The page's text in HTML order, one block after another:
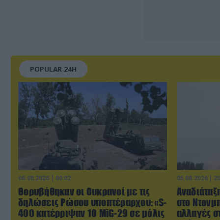
POPULAR 24H
06.08.2026 | 00:02
Θορυβήθηκαν οι Ουκρανοί με τις
δηλώσεις Ρώσου υποπτέραρχου: «S-
400 κατέρριψαν 10 MiG-29 σε μόλις
05.08.2026 |
στο
αλλαγές